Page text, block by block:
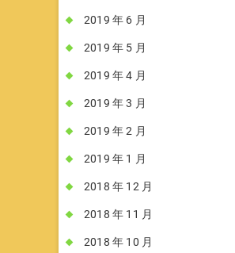
2019 年 6 月
2019 年 5 月
2019 年 4 月
2019 年 3 月
2019 年 2 月
2019 年 1 月
2018 年 12 月
2018 年 11 月
2018 年 10 月